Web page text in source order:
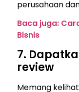
perusahaan
Baca juga:
Bisnis
7.
review
Memang